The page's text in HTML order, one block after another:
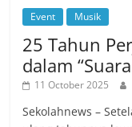
Event Musik
25 Tahun
dalam
11 October 2025
Sekolahnews –